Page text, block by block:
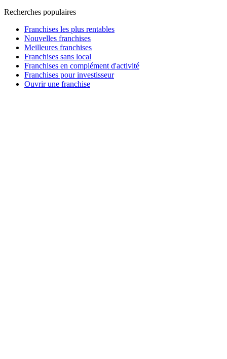
Recherches populaires
Franchises les plus rentables
Nouvelles franchises
Meilleures franchises
Franchises sans local
Franchises en complément d'activité
Franchises pour investisseur
Ouvrir une franchise